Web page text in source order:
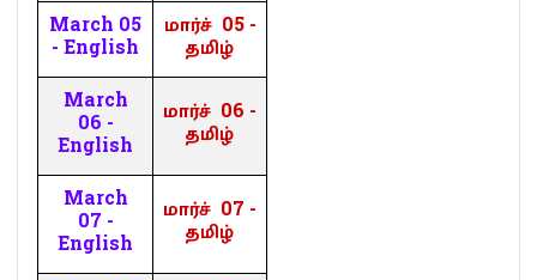
March 05
- English
மார்ச் 05 -
தமிழ்
March
06 -
English
மார்ச் 06 -
தமிழ்
March
07 -
English
மார்ச் 07 -
தமிழ்